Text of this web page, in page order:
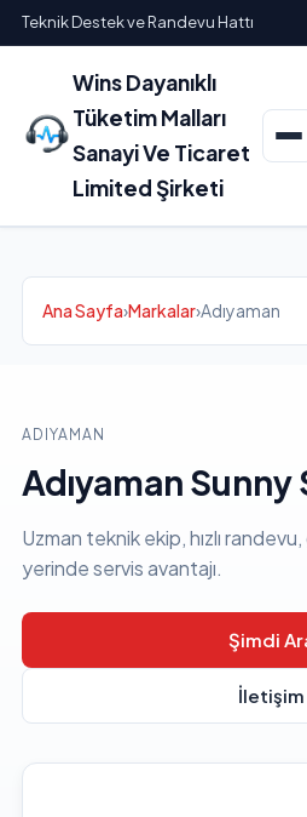
Teknik Destek ve Randevu Hattı
Wins Dayanıklı
Tüketim Malları
Sanayi Ve Ticaret
Limited Şirketi
Ana Sayfa›Markalar›Adıyaman
ADIYAMAN
Adıyaman Sunny
Uzman teknik ekip, hızlı
yerinde servis avantajı.
Şimdi
İletişim